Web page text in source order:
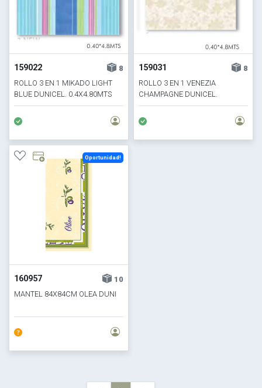
159022
8
ROLLO 3 EN 1 MIKADO LIGHT
BLUE DUNICEL. 0.4X4.80MTS
159031
8
ROLLO 3 EN 1 VENEZIA
CHAMPAGNE DUNICEL.
0.4X4.80MTS
160957
10
MANTEL 84X84CM OLEA DUNI
Oportunidad!